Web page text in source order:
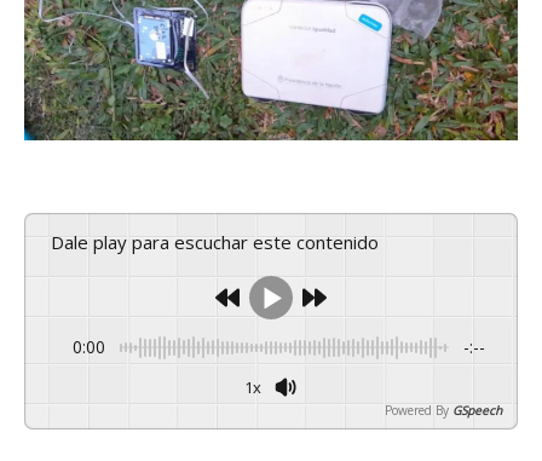
Dale play para escuchar este contenido
0:00 -:--
1x
Powered By GSpeech